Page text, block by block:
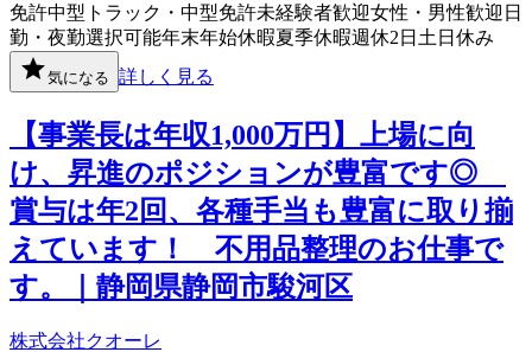
免許中型トラック・中型免許未経験者歓迎女性・男性歓迎 日
勤・夜勤選択可能年末年始休暇夏季休暇週休2日 土日休み
気になる 詳しく見る
【事業長は年収1,000万円】上場に向
け、昇進のポジションが豊富です◎
賞与は年2回、各種手当も豊富に取り揃
えています！ 不用品整理のお仕事で
す。｜静岡県静岡市駿河区
株式会社クオーレ